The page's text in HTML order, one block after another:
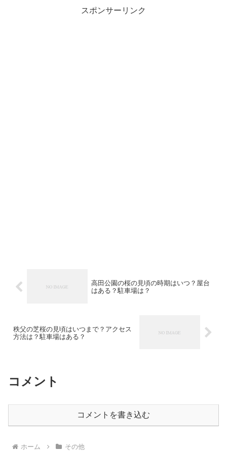
スポンサーリンク
高田公園の桜の見頃の時期はいつ？屋台
はある？駐車場は？
秩父の芝桜の見頃はいつまで？アクセス
方法は？駐車場はある？
コメント
コメントを書き込む
ホーム その他